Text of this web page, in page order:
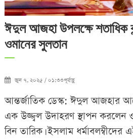
ঈদুল আজহা উপলক্ষে শতাধিক
ওমানের সুলতান
জুন ৭, ২০২৫ / ০১:৩৩পূর্বাহ্ণ
আন্তর্জাতিক ডেস্ক: ঈদুল আজহার
এক উজ্জ্বল উদাহরণ স্থাপন করলেন
বিন তারিক। ইসলাম ধর্মাবলম্বীদের